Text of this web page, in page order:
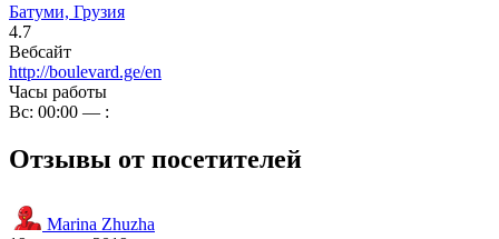
Батуми, Грузия
4.7
Вебсайт
http://boulevard.ge/en
Часы работы
Вс: 00:00 — :
Отзывы от посетителей
Marina Zhuzha